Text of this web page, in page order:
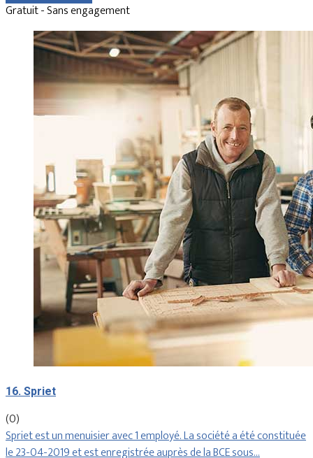
Gratuit - Sans engagement
16. Spriet
(0)
Spriet est un menuisier avec 1 employé. La société a été constituée
le 23-04-2019 et est enregistrée auprès de la BCE sous…